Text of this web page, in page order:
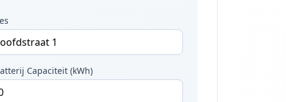
Capaciteit (kWh)